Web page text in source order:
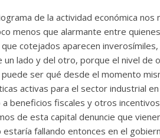
de la actividad económica
menos que alarmante entre
cotejados aparecen
lado y del otro, porque el nivel de
ser qué desde el momento
activas para el sector industrial
beneficios fiscales y otros
de esta capital denuncie que
estaría fallando entonces en el